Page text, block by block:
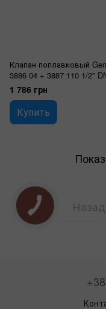
Клапан поплавковый
3886 04 + 3887 110 1/2"
PN10
1 786 грн
Купить
Назад